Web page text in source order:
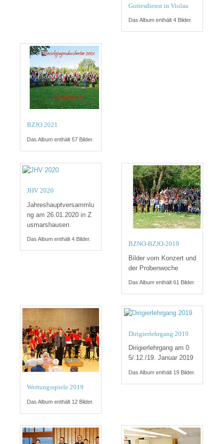
Gottesdienst in Violau
Das Album enthält 4 Bilder.
BZJO 2021
Das Album enthält 57 Bilder.
JHV 2020
Jahreshauptversammlu
ng am 26.01.2020 in Z
usmarshausen
Das Album enthält 4 Bilder.
BZNO-BZJO-2019
Bilder vom Konzert und
der Probenwoche
Das Album enthält 61 Bilder.
Wertungsspiele 2019
Das Album enthält 12 Bilder.
Dirigierlehrgang 2019
Dirigierlehrgang am 0
5/.12./19. Januar 2019
Das Album enthält 19 Bilder.